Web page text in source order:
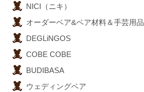
NICI（ニキ）
オーダーベア&ベア材料＆手芸用品
DEGLiNGOS
COBE COBE
BUDIBASA
ウェディングベア